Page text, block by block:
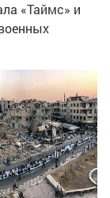
«Таймс» и